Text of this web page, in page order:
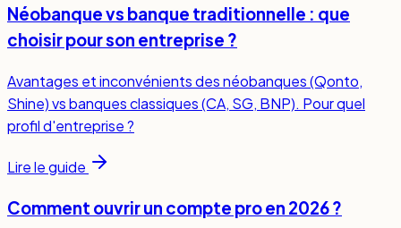
Néobanque vs banque traditionnelle : que
choisir pour son entreprise ?
Avantages et inconvénients des néobanques (Qonto,
Shine) vs banques classiques (CA, SG, BNP). Pour quel
profil d'entreprise ?
Lire le guide
Comment ouvrir un compte pro en 2026 ?